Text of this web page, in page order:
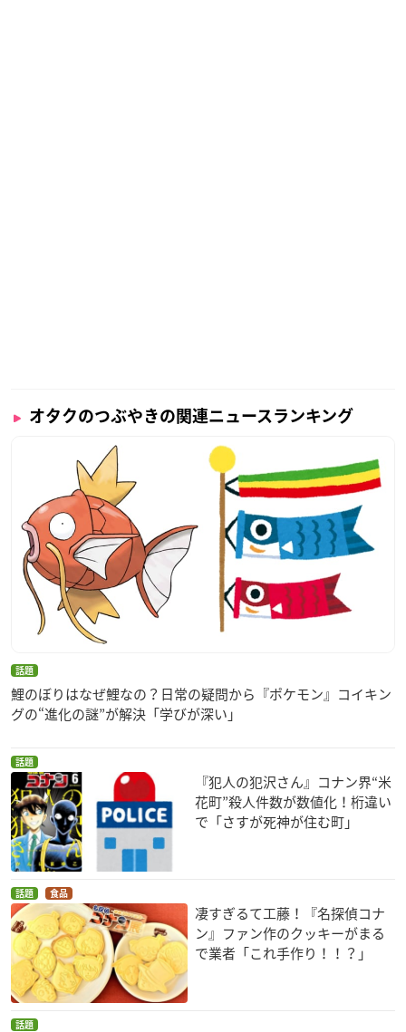
オタクのつぶやきの関連ニュースランキング
話題
鯉のぼりはなぜ鯉なの？日常の疑問から『ポケモン』コイキン
グの“進化の謎”が解決「学びが深い」
話題
『犯人の犯沢さん』コナン界“米
花町”殺人件数が数値化！桁違い
で「さすが死神が住む町」
話題 食品
凄すぎるて工藤！『名探偵コナ
ン』ファン作のクッキーがまる
で業者「これ手作り！！？」
話題